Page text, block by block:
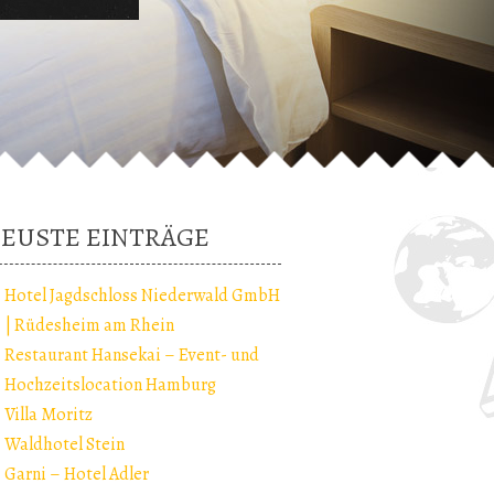
EINTRÄGE
Hotel Jagdschloss Niederwald GmbH
| Rüdesheim am Rhein
Restaurant Hansekai – Event- und
Hochzeitslocation Hamburg
Villa Moritz
Waldhotel Stein
Garni – Hotel Adler